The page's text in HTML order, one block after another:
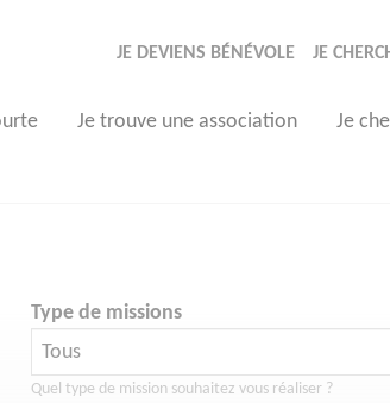
JE DEVIENS BÉNÉVOLE JE
Je trouve une association Je
Type de missions
Quel type de mission souhaitez vous réaliser ?